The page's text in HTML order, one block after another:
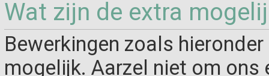
Wat zijn de extra
Bewerkingen zoals
mogelijk. Aarzel niet om ons